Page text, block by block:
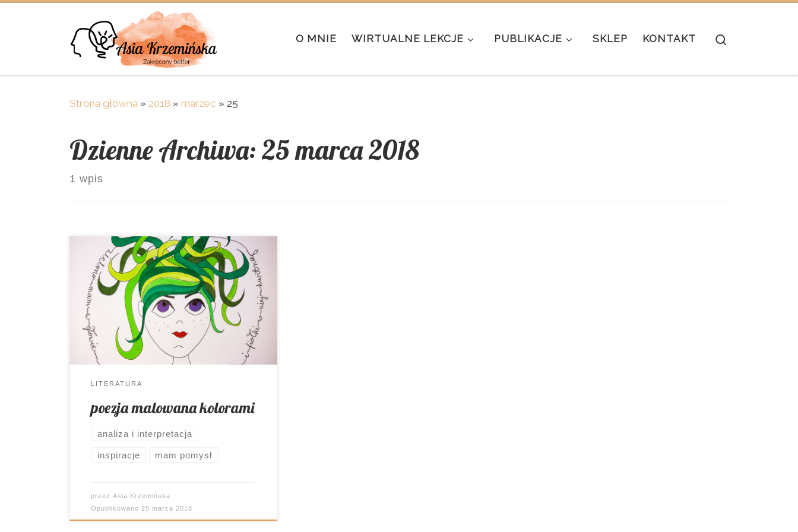
O MNIE WIRTUALNE LEKCJE PUBLIKACJE SKLEP KONTAKT
Strona główna » 2018 » marzec » 25
Dzienne Archiwa:25 marca 2018
1 wpis
Wiosna za oknami. Wreszcie. A do tego
Międzynarodowy Dzień Poezji. Te dwie
okoliczności to doskonały pretekst, by
zaprosić uczniów do wyjątkowego
świata wyobraźni.
LITERATURA
poezja malowana kolorami
analiza i interpretacja
inspiracje mam pomysł
przezAsia Krzemińska
Opublikowano 25 marca 2018